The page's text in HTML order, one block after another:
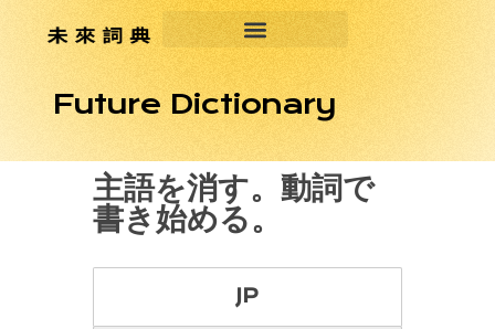
Future Dictionary
主語を消す。動詞で
書き始める。
JP